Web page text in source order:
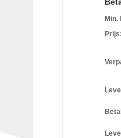
Min.
Prijs: